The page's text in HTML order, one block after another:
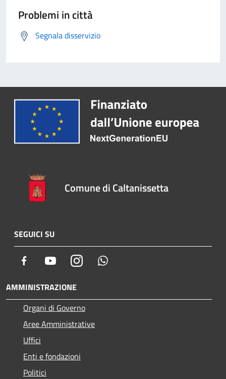
Problemi in città
Segnala disservizio
Comune di Caltanissetta
SEGUICI SU
Facebook YoutubeInstagram
AMMINISTRAZIONE
Organi di Governo
Aree Amministrative
Uffici
Enti e fondazioni
Politici